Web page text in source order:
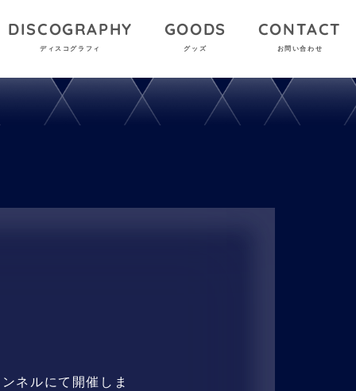
DISCOGRAPHY
ディスコグラフィ
GOODS
グッズ
CONTACT
お問い合わせ
ネルにて開催しま